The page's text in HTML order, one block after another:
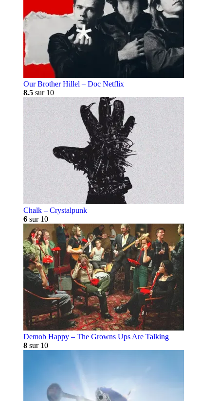
Our Brother Hillel – Doc Netflix
8.5 sur 10
Chalk – Crystalpunk
6 sur 10
Demob Happy – The Growns Ups Are Talking
8 sur 10